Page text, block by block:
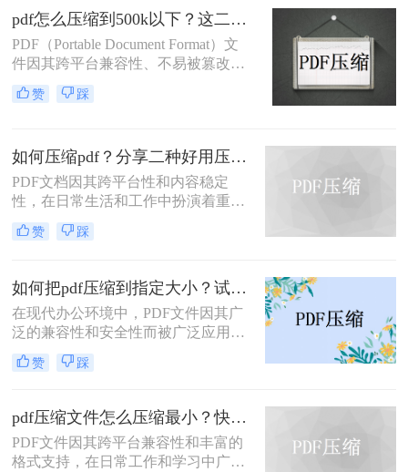
不仅占用存储空间，还经常因超过邮
箱附件限制或上传耗时过长而影响办
公效率。那么PDF 文档怎么压缩小一
点呢？本文从压缩效果、操作难度、
处理速度、隐私安全四个维度，对比
五种主流压缩方案，帮助您根据实际
pdf怎么压缩到500k以下？这二种压缩方法你可以轻松学会！
PDF（Portable Document Format）文
件因其跨平台兼容性、不易被篡改的
特性以及保持文档格式一致性的能
力，在日常办公和文件分享中得到了
上传、发送或存储。那么pdf怎么压缩
到500k以下呢？本文将介绍两种将
PDF文件压缩到500K以下的方法。
赞 踩
如何压缩pdf？分享二种好用压缩方法！
PDF文档因其跨平台性和内容稳定
性，在日常生活和工作中扮演着重要
角色。然而，有时PDF文件过大，会
影响传输速度或占用过多存储空间。
压缩PDF的方法。
赞 踩
如何把pdf压缩到指定大小？试试这4种压缩方法！
在现代办公环境中，PDF文件因其广
泛的兼容性和安全性而被广泛应用。
然而，当这些文件过大时，会带来传
输不便、占用过多存储空间等问题。
变得尤为重要。本文将详细介绍四种
常用的方法，帮助您轻松应对这一挑
战。
赞 踩
pdf压缩文件怎么压缩最小？快来试着使用这三种压缩方法！
PDF文件因其跨平台兼容性和丰富的
格式支持，在日常工作和学习中广泛